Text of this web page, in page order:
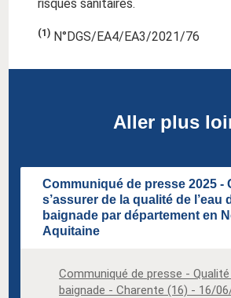
risques sanitaires.
(1) N°DGS/EA4/EA3/2021/76
Aller plus
Communiqué de presse 2025 -
s’assurer de la qualité de l’eau
baignade par département en
Aquitaine
Communiqué de presse -
baignade - Charente (16) - 16/